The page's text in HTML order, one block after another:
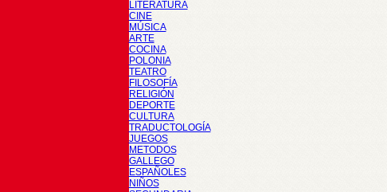
LITERATURA
CINE
MÚSICA
ARTE
COCINA
POLONIA
TEATRO
FILOSOFÍA
RELIGIÓN
DEPORTE
CULTURA
TRADUCTOLOGÍA
JUEGOS
METODOS
GALLEGO
ESPAÑOLES
NIÑOS